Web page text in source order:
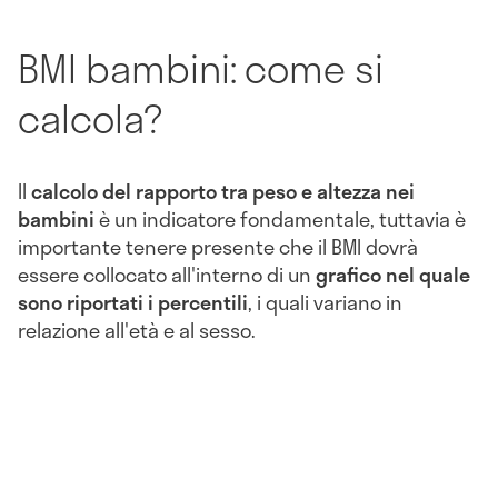
BMI bambini: come si
calcola?
Ilcalcolo del rapporto tra peso e altezza nei
bambiniè un indicatore fondamentale, tuttavia è
importante tenere presente che il BMI dovrà
essere collocato all'interno di ungrafico nel quale
sono riportati i percentili, i quali variano in
relazione all'età e al sesso.